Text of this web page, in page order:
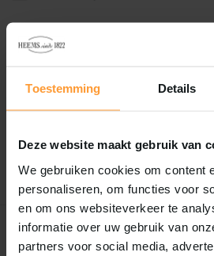
Toestemming Details
Deze website maakt gebruik van
We gebruiken cookies om content
personaliseren, om functies voor
en om ons websiteverkeer te
informatie over uw gebruik van
partners voor social media,
Reviews
0/5 Based on 0 reviews